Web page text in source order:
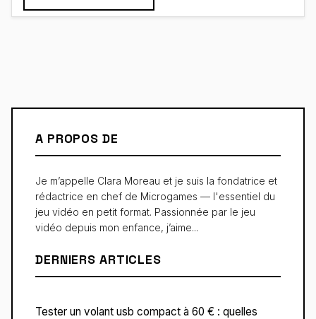
A PROPOS DE
Je m’appelle Clara Moreau et je suis la fondatrice et
rédactrice en chef de Microgames — l'essentiel du
jeu vidéo en petit format. Passionnée par le jeu
vidéo depuis mon enfance, j’aime...
DERNIERS ARTICLES
Tester un volant usb compact à 60 € : quelles